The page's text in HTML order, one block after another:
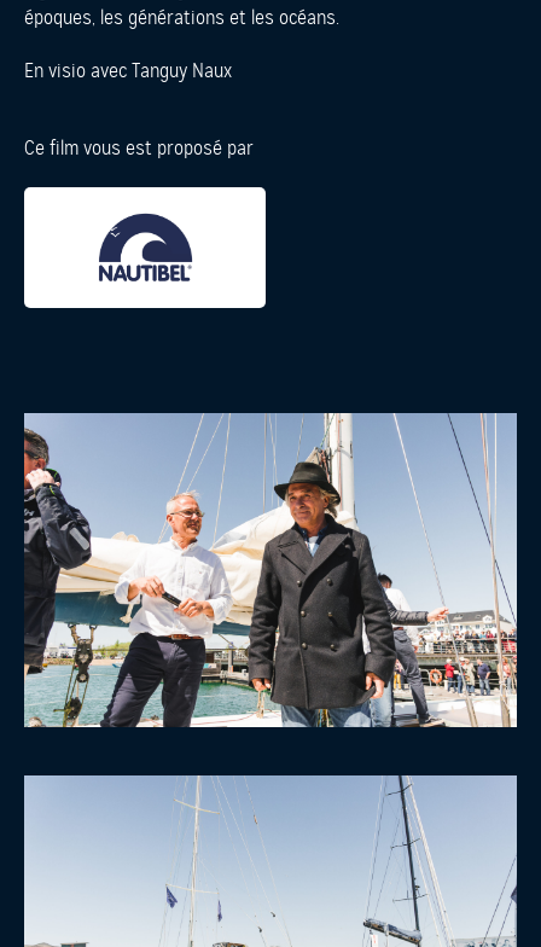
époques, les générations et les océans.
En visio avec Tanguy Naux
Ce film vous est proposé par